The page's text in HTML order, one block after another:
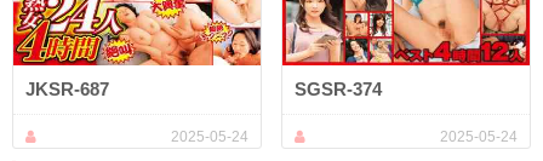
JKSR-687
2025-05-24
SGSR-374
2025-05-24